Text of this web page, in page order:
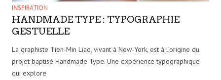
INSPIRATION
HANDMADE TYPE : TYPOGRAPHIE
GESTUELLE
La graphiste Tien-Min Liao, vivant à New-York, est à l’origine du
projet baptisé Handmade Type. Une expérience typographique
qui explore